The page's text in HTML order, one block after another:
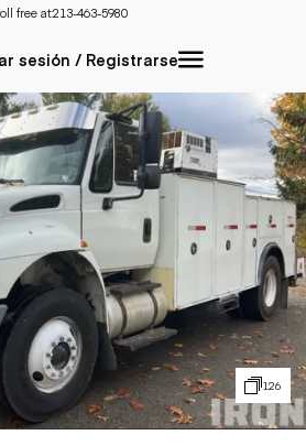
free at:213-463-5980
sesión / Registrarse
126